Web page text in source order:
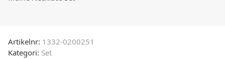
Artikelnr: 1332-0200251
Kategori: Set